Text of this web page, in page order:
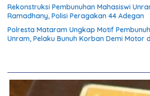
Rekonstruksi Pembunuhan Mahasiswi
Ramadhany, Polisi Peragakan 44 Adegan
Polresta Mataram Ungkap Motif
Unram, Pelaku Bunuh Korban Demi Motor